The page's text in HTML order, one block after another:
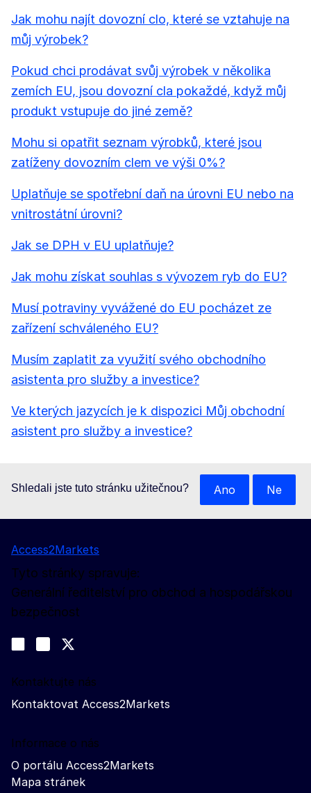
Jak mohu najít dovozní clo, které se vztahuje na
můj výrobek?
Pokud chci prodávat svůj výrobek v několika
zemích EU, jsou dovozní cla pokaždé, když můj
produkt vstupuje do jiné země?
Mohu si opatřit seznam výrobků, které jsou
zatíženy dovozním clem ve výši 0%?
Uplatňuje se spotřební daň na úrovni EU nebo na
vnitrostátní úrovni?
Jak se DPH v EU uplatňuje?
Jak mohu získat souhlas s vývozem ryb do EU?
Musí potraviny vyvážené do EU pocházet ze
zařízení schváleného EU?
Musím zaplatit za využití svého obchodního
asistenta pro služby a investice?
Ve kterých jazycích je k dispozici Můj obchodní
asistent pro služby a investice?
Shledali jste tuto stránku užitečnou? Ano Ne
Access2Markets
Tyto stránky spravuje:
Generální ředitelství pro obchod a hospodářskou
bezpečnost
Join us on LinkedIn
Trade-Off podcast
Kontaktujte nás
Kontaktovat Access2Markets
Informace o nás
O portálu Access2Markets
Mapa stránek